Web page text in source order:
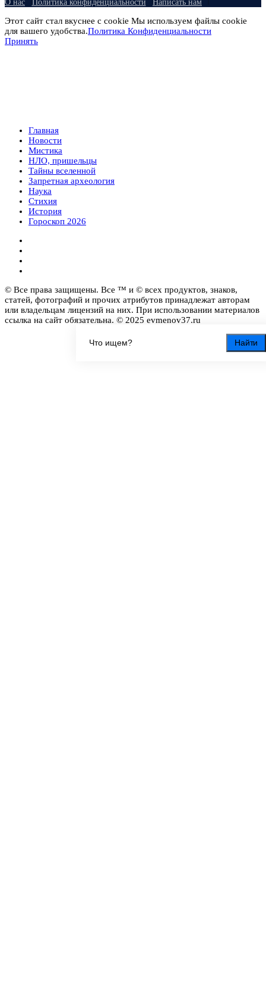
Найти
О нас Политика конфиденциальности Написать нам
Этот сайт стал вкуснее с cookie Мы используем файлы cookie
для вашего удобства.Политика Конфиденциальности
Принять
Главная
Новости
Мистика
НЛО, пришельцы
Тайны вселенной
Запретная археология
Наука
Стихия
История
Гороскоп 2026
© Все права защищены. Все ™ и © всех продуктов, знаков,
статей, фотографий и прочих атрибутов принадлежат авторам
или владельцам лицензий на них. При использовании материалов
ссылка на сайт обязательна. © 2025 evmenov37.ru